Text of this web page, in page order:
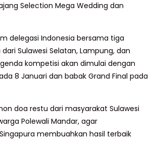
Selection Mega Wedding dan
delegasi Indonesia bersama tiga
Sulawesi Selatan, Lampung, dan
kompetisi akan dimulai dengan
8 Januari dan babak Grand Final pada
doa restu dari masyarakat Sulawesi
Polewali Mandar, agar
membuahkan hasil terbaik